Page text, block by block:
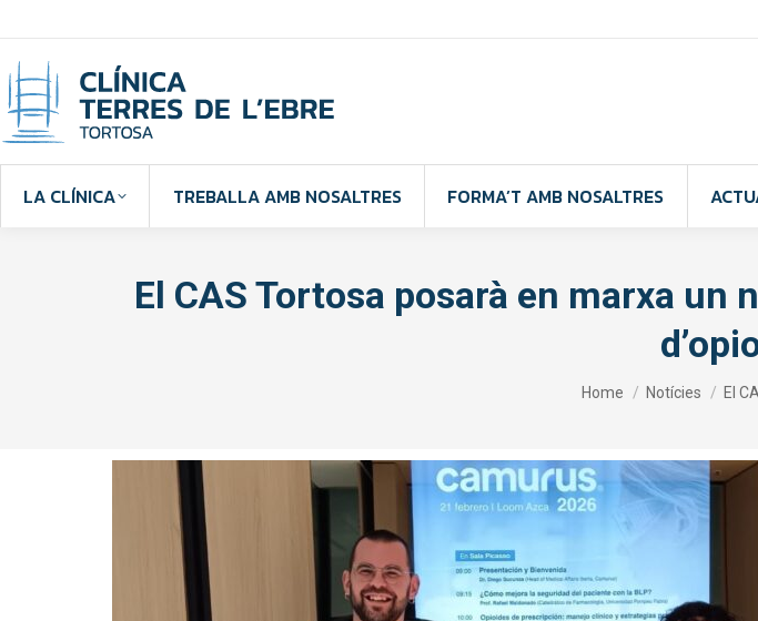
LA CLÍNICA TREBALLA AMB NOSALTRES FORMA’T AMB NOSALTRES
El CAS Tortosa posarà en marxa
Home Notícies El